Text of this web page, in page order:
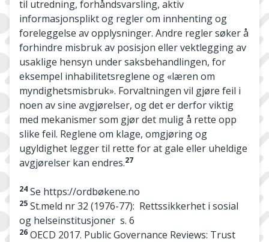
til utredning, forhåndsvarsling, aktiv
informasjonsplikt og regler om innhenting og
foreleggelse av opplysninger. Andre regler søker å
forhindre misbruk av posisjon eller vektlegging av
usaklige hensyn under saksbehandlingen, for
eksempel inhabilitetsreglene og «læren om
myndighetsmisbruk». Forvaltningen vil gjøre feil i
noen av sine avgjørelser, og det er derfor viktig
med mekanismer som gjør det mulig å rette opp
slike feil. Reglene om klage, omgjøring og
ugyldighet legger til rette for at gale eller uheldige
avgjørelser kan endres.27
24 Se https://ordbøkene.no
25 St.meld nr 32 (1976-77): Rettssikkerhet i sosial
og helseinstitusjoner s. 6
26 OECD 2017. Public Governance Reviews: Trust